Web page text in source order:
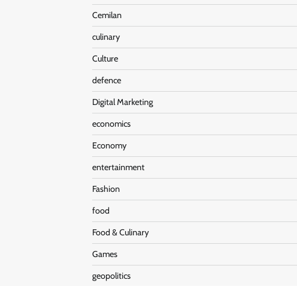
Cemilan
culinary
Culture
defence
Digital Marketing
economics
Economy
entertainment
Fashion
food
Food & Culinary
Games
geopolitics